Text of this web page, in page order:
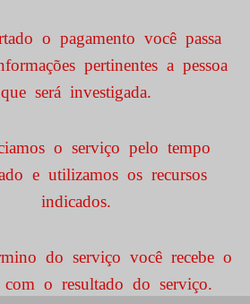
o pagamento você passa
pertinentes a pessoa
que será investigada.
o serviço pelo tempo
e utilizamos os recursos
indicados.
do serviço você recebe o
com o resultado do serviço.